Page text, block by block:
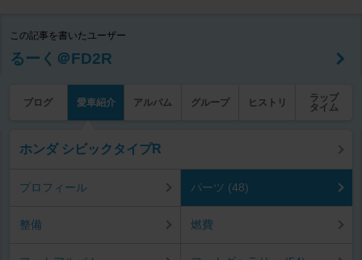
この記事を書いたユーザー
るーく＠FD2R
ブログ 愛車紹介 アルバム グループ ヒストリ
ラップ
タイム
ホンダ シビックタイプR
プロフィール パーツ (48)
整備 燃費